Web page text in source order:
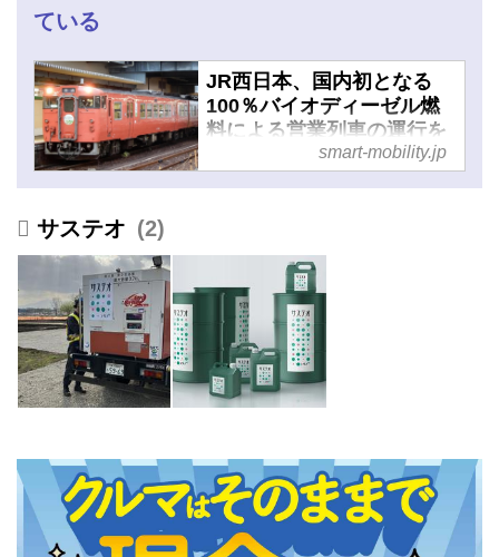
ている
JR西日本、国内初となる
100％バイオディーゼル燃
料による営業列車の運行を
岡山エリアで開始 - スマー
smart-mobility.jp
サステオ 2